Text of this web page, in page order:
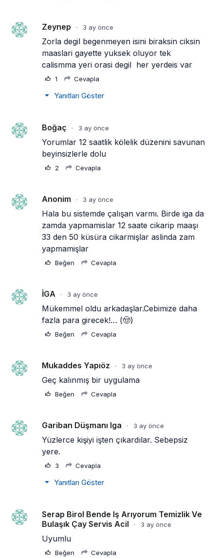
Zeynep • 3 ay önce
Zorla degil begenmeyen isini biraksin ciksin
maaslari gayette yuksek oluyor tek
calismma yeri orasi degil  her yerdeis var
1 Cevapla
Yanıtları Göster
Boğaç • 3 ay önce
Yorumlar 12 saatlik kölelik düzenini savunan
beyinsizlerle dolu
2 Cevapla
Anonim • 3 ay önce
Hala bu sistemde çalışan varmı. Birde iga da
zamda yapmamislar 12 saate cikarip maaşı
33 den 50 küsüra cikarmişlar aslinda zam
yapmamişlar
Beğen Cevapla
İGA • 3 ay önce
Mükemmel oldu arkadaşlar.Cebimize daha
fazla para girecek!… (🤠)
Beğen Cevapla
Mukaddes Yapıöz • 3 ay önce
Geç kalınmış bir uygulama
Beğen Cevapla
Gariban Düşmanı Iga • 3 ay önce
Yüzlerce kişiyi işten çıkardılar. Sebepsiz
yere.
3 Cevapla
Yanıtları Göster
Serap Birol Bende Iş Arıyorum Temizlik Ve
Bulaşık Çay Servis Acil
• 3 ay önce
Uyumlu
Beğen Cevapla